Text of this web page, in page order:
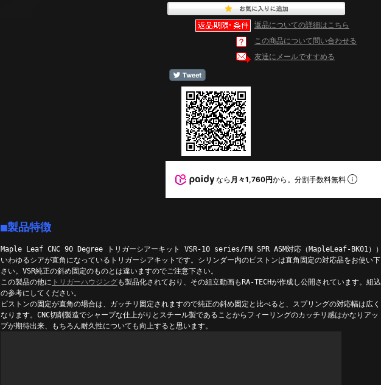
返品についての詳細はこちら
この商品について問い合わせる
友達にメールですすめる
なら 月々1,760円から。分割手数料無料
■製品特徴
Maple Leaf CNC 90 Degree トリガーシアーキット VSR-10 series/FN SPR ASM対応（MapleLeaf-BK01））
いわゆるシアが直角になっているトリガーシアキットです。シリンダー内のピストンは直角固定の対応品をお使い下
さい。VSR純正の斜め固定のものとは違いますのでご注意下さい。
この製品の他に トリガーハウジングも製品化されており、その組立動画もRA-TECHが作成し公開されています。組込
の参考にしてください。
ピストンの固定が直角の場合は、ガッチリ固定されますので純正の斜め固定と比べると、スプリングの対応幅は広く
なります。CNC切削製造でシャープな仕上がりとスチール製であることからフィーリングのカッチリ感はかなりアッ
プが期待出来、もちろん耐久性についても向上すると思います。